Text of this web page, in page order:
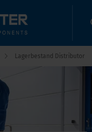
Lagerbestand Distributor